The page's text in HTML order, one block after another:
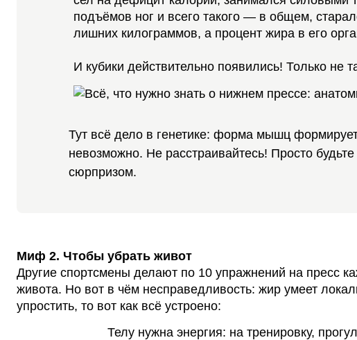
подъёмов ног и всего такого — в общем,
лишних килограммов, а процент жира в его
И кубики действительно появились! Только не
Тут всё дело в генетике: форма мышц
невозможно. Не расстраивайтесь! Просто
сюрпризом.
Миф 2. Чтобы убрать живот
Другие спортсмены делают по 10 упражнений на пресс
живота. Но вот в чём несправедливость: жир умеет
упростить, то вот как всё устроено:
Телу нужна энергия: на тренировку,